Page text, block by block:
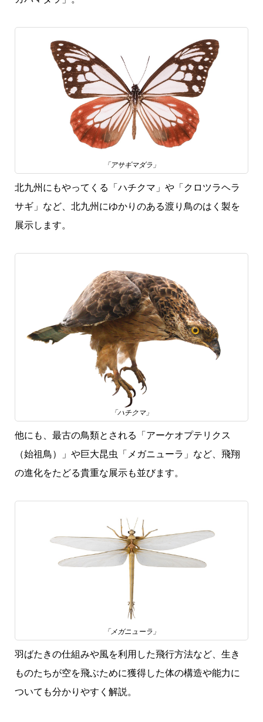
「アサギマダラ」
北九州にもやってくる「ハチクマ」や「クロツラヘラ
サギ」など、北九州にゆかりのある渡り鳥のはく製を
展示します。
「ハチクマ」
他にも、最古の鳥類とされる「アーケオプテリクス
（始祖鳥）」や巨大昆虫「メガニューラ」など、飛翔
の進化をたどる貴重な展示も並びます。
「メガニューラ」
羽ばたきの仕組みや風を利用した飛行方法など、生き
ものたちが空を飛ぶために獲得した体の構造や能力に
ついても分かりやすく解説。